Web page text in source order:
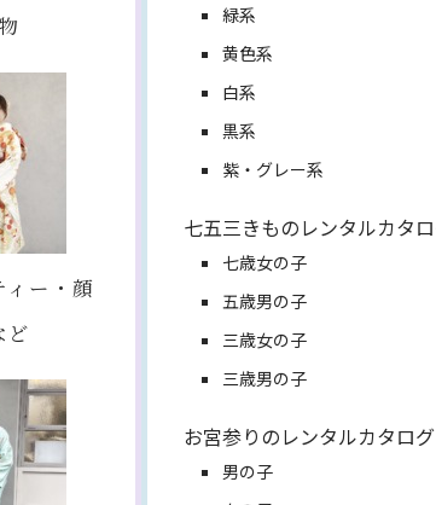
ー・顔
ど
緑系
黄色系
白系
黒系
紫・グレー系
七五三きものレンタルカタ
七歳女の子
五歳男の子
三歳女の子
三歳男の子
お宮参りのレンタルカタログ
男の子